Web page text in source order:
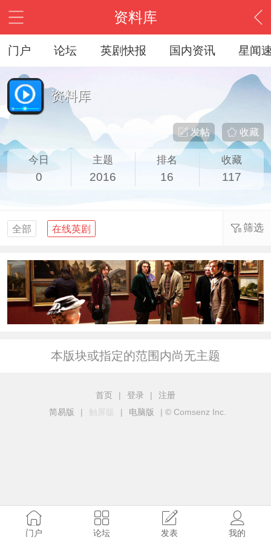
资料库
门户 论坛 英剧快报 国内资讯 星闻
资料库
收藏
发帖
今日
0
主题
2016
排名
16
收藏
117
全部 在线英剧 筛选
本版块或指定的范围内尚无主题
首页 | 登录 |
注册
简易版
| 触屏版 | 电脑版 | © Comsenz Inc.
门户 论坛 发表 我的